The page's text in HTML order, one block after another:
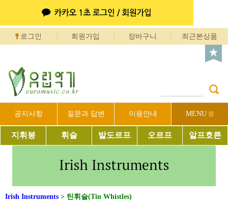
로그인 회원가입 장바구니 최근본상품
공지사항 질문과 답변 이용안내 MENU
지휘봉 휘슬 발도르프 오르프 알프호른
Irish Instruments > 틴휘슬(Tin Whistles)